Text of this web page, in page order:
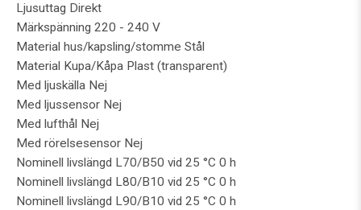
Ljusuttag Direkt
Märkspänning 220 - 240 V
Material hus/kapsling/stomme Stål
Material Kupa/Kåpa Plast (transparent)
Med ljuskälla Nej
Med ljussensor Nej
Med lufthål Nej
Med rörelsesensor Nej
Nominell livslängd L70/B50 vid 25 °C 0 h
Nominell livslängd L80/B10 vid 25 °C 0 h
Nominell livslängd L90/B10 vid 25 °C 0 h